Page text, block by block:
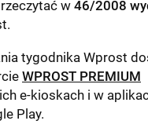
w 46/2008
.
tygodnika Wprost
WPROST PREMIUM
e-kioskach i w
Play.